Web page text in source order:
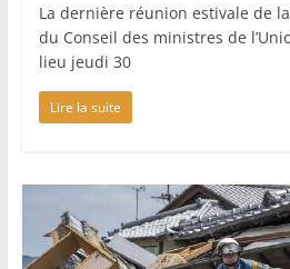
La dernière réunion estivale de
du Conseil des ministres de
lieu jeudi 30
Lire la suite